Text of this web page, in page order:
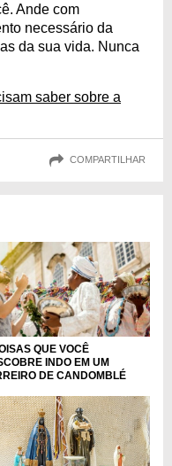
Ande com
necessário da
da sua vida. Nunca
saber sobre a
COMPARTILHAR
QUE VOCÊ
INDO EM UM
DE CANDOMBLÉ